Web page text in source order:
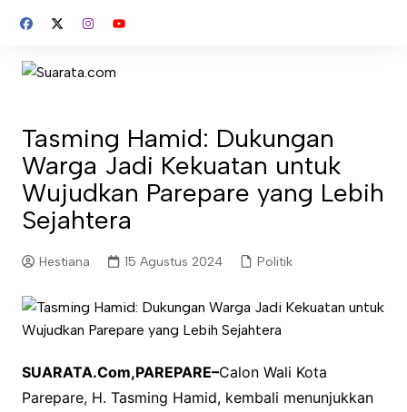
Tasming Hamid: Dukungan
Warga Jadi Kekuatan untuk
Wujudkan Parepare yang Lebih
Sejahtera
Hestiana 15 Agustus 2024 Politik
SUARATA.Com,PAREPARE–Calon Wali Kota
Parepare, H. Tasming Hamid, kembali menunjukkan